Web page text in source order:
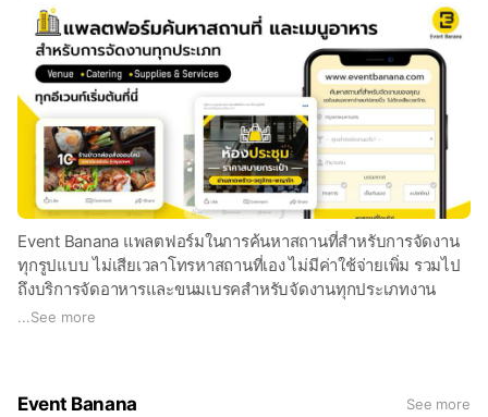
Event Banana แพลตฟอร์มในการค้นหาสถานที่สำหรับการจัดงาน
ทุกรูปแบบ ไม่เสียเวลาโทรหาสถานที่เอง ไม่มีค่าใช้จ่ายเพิ่ม รวมไป
ถึงบริการจัดอาหารและขนมเบรคสำหรับจัดงานทุกประเภทงาน
องค์กร ช่วยให้ทุกการจัดงานไม่เหนื่อย และ ไม่ยุ่งยากอีกต่อไป . ทุก
...See more
Event Banana See more